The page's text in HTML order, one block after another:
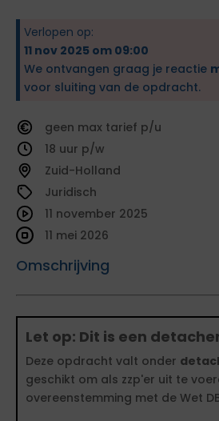
Verlopen op:
11 nov 2025 om 09:00
We ontvangen graag je reactie
voor sluiting van de opdracht.
geen
tarief
18
Zuid-Holland
Juridisch
Omschrijving
11 november 2025
11 mei 2026
Let op: Dit is een
Deze opdracht valt onder
geschikt om als zzp'er uit te
overeenstemming met de Wet